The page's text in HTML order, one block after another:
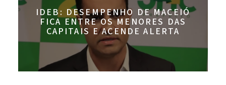
IDEB: DESEMPENHO DE MACEIÓ
FICA ENTRE OS MENORES DAS
CAPITAIS E ACENDE ALERTA